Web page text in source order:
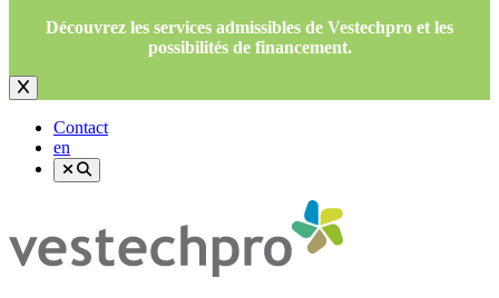
Découvrez les services admissibles de Vestechpro et les
possibilités de financement.
Contact
en